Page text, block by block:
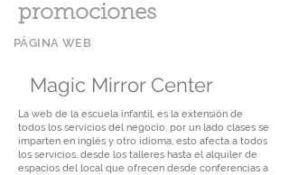
promociones
PÁGINA WEB
Magic Mirror Center
La web de la escuela infantil, es la extensión de
todos los servicios del negocio, por un lado clases se
imparten en inglés y otro idioma, esto afecta a todos
los servicios, desde los talleres hasta el alquiler de
espacios del local que ofrecen desde conferencias a